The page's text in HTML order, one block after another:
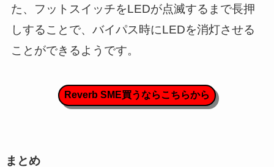
た、フットスイッチをLEDが点滅するまで長押
しすることで、バイパス時にLEDを消灯させる
ことができるようです。
Reverb SME買うならこちらから
まとめ